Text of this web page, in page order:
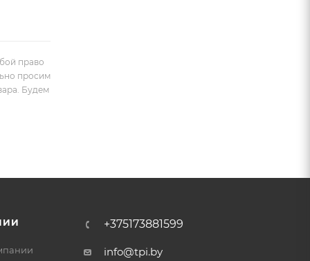
право
просим
Будем
+375173881599
info@tpi.by